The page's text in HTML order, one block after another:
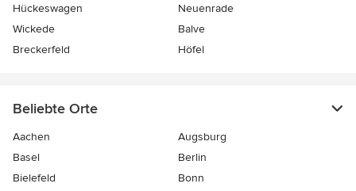
Hückeswagen
Neuenrade
Wickede
Balve
Breckerfeld
Höfel
Beliebte Orte
Aachen
Augsburg
Basel
Berlin
Bielefeld
Bonn